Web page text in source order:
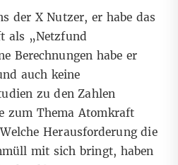
der X Nutzer, er habe das
als „Netzfund
Berechnungen habe er
auch keine
zu den Zahlen
zum Thema Atomkraft
Welche Herausforderung die
mit sich bringt, haben